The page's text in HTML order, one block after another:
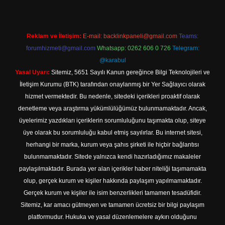
Reklam ve İletişim: E-mail: backlinkpaneli@gmail.com Teams:
forumhizmeti@gmail.com Whatsapp: 0262 606 0 726 Telegram:
@karabul
Yasal Uyarı: Sitemiz, 5651 Sayılı Kanun gereğince Bilgi Teknolojileri ve
İletişim Kurumu (BTK) tarafından onaylanmış bir Yer Sağlayıcı olarak
hizmet vermektedir. Bu nedenle, sitedeki içerikleri proaktif olarak
denetleme veya araştırma yükümlülüğümüz bulunmamaktadır. Ancak,
üyelerimiz yazdıkları içeriklerin sorumluluğunu taşımakta olup, siteye
üye olarak bu sorumluluğu kabul etmiş sayılırlar. Bu internet sitesi,
herhangi bir marka, kurum veya şahıs şirketi ile hiçbir bağlantısı
bulunmamaktadır. Sitede yalnızca kendi hazırladığımız makaleler
paylaşılmaktadır. Burada yer alan içerikler haber niteliği taşımamakta
olup, gerçek kurum ve kişiler hakkında paylaşım yapılmamaktadır.
Gerçek kurum ve kişiler ile isim benzerlikleri tamamen tesadüfidir.
Sitemiz, kar amacı gütmeyen ve tamamen ücretsiz bir bilgi paylaşım
platformudur. Hukuka ve yasal düzenlemelere aykırı olduğunu